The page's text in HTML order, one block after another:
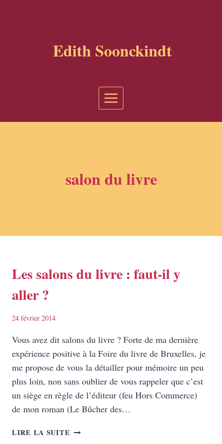
Edith Soonckindt
salon du livre
Les salons du livre : faut-il y
aller ?
24 février 2014
Vous avez dit salons du livre ? Forte de ma dernière
expérience positive à la Foire du livre de Bruxelles, je
me propose de vous la détailler pour mémoire un peu
plus loin, non sans oublier de vous rappeler que c’est
un siège en règle de l’éditeur (feu Hors Commerce)
de mon roman (Le Bûcher des…
LIRE LA SUITE LES